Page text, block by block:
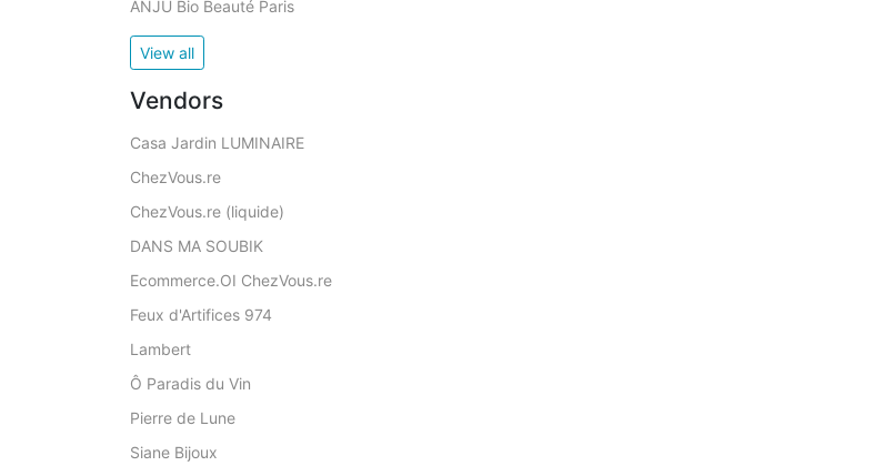
ANJU Bio Beauté Paris
View all
Vendors
Casa Jardin LUMINAIRE
ChezVous.re
ChezVous.re (liquide)
DANS MA SOUBIK
Ecommerce.OI ChezVous.re
Feux d'Artifices 974
Lambert
Ô Paradis du Vin
Pierre de Lune
Siane Bijoux